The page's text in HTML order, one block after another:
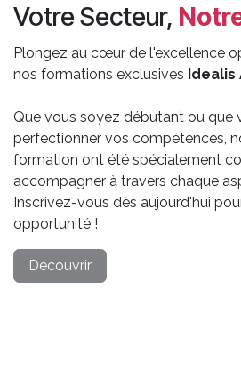
Votre Secteur,
Plongez au cœur de l'excellence
nos formations exclusives
Que vous soyez débutant ou que
perfectionner vos compétences,
formation ont été spécialement
accompagner à travers chaque
Inscrivez-vous dès aujourd'hui
opportunité !
Découvrir